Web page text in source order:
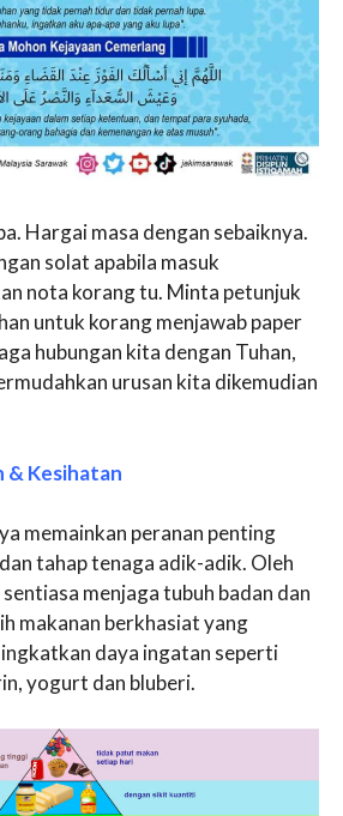
Hargai masa dengan sebaiknya.
solat apabila masuk
nota korang tu. Minta petunjuk
untuk korang menjawab paper
hubungan kita dengan Tuhan,
urusan kita dikemudian
& Kesihatan
memainkan peranan penting
tahap tenaga adik-adik. Oleh
menjaga tubuh badan dan
makanan berkhasiat yang
daya ingatan seperti
yogurt dan bluberi.